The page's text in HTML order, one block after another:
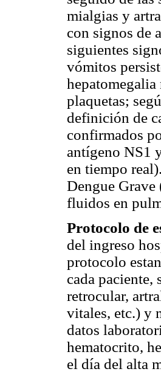
mialgias y
con signos de
siguientes
vómitos
plaquetas;
definición de
confirmados
antígeno NS1
en tiempo
Dengue
fluidos en
Protocolo de
del ingreso
protocolo
cada
retrocular,
vitales, etc.) y
datos
hematocrito,
el día del alta